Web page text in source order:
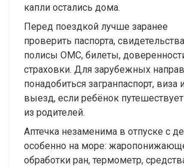
капли остались дома.
Перед поездкой лучше заранее
проверить паспорта,
полисы ОМС, билеты,
страховки. Для зарубежных
понадобиться загранпаспорт, виза
выезд, если ребёнок
из родителей.
Аптечка незаменима в отпуске с
особенно на море:
обработки ран, термометр,